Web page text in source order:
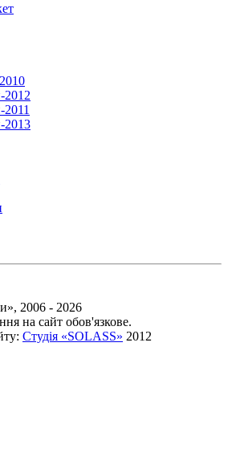
2012
2013
2006 - 2026
на сайт обов'язкове.
Студія «SOLASS» 2012